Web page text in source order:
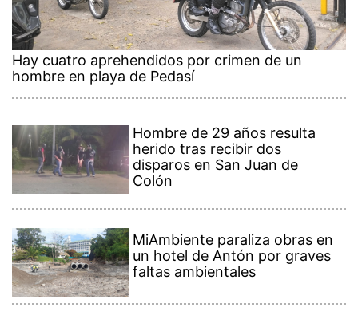
Hay cuatro aprehendidos por crimen de un
hombre en playa de Pedasí
Hombre de 29 años resulta
herido tras recibir dos
disparos en San Juan de
Colón
MiAmbiente paraliza obras en
un hotel de Antón por graves
faltas ambientales